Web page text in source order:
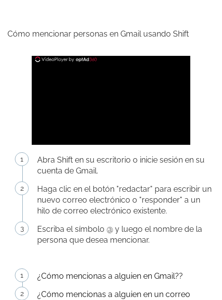
Cómo mencionar personas en Gmail usando Shift
Abra Shift en su escritorio o inicie sesión en su
cuenta de Gmail.
Haga clic en el botón "redactar" para escribir un
nuevo correo electrónico o "responder" a un
hilo de correo electrónico existente.
Escriba el símbolo @ y luego el nombre de la
persona que desea mencionar.
¿Cómo mencionas a alguien en Gmail??
¿Cómo mencionas a alguien en un correo